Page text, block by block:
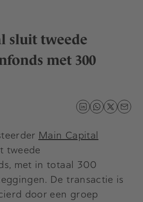
sluit tweede
met 300
Main Capital
tweede
met in totaal 300
De transactie is
door een groep